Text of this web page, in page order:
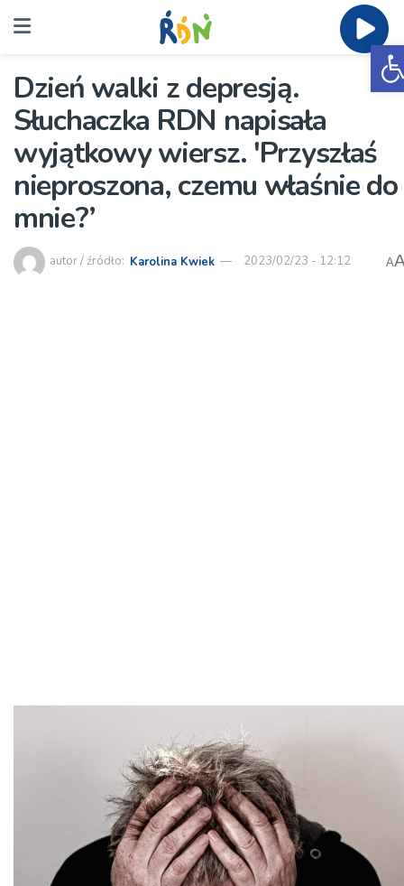
Dzień walki z depresją.
Słuchaczka RDN napisała
wyjątkowy wiersz. 'Przyszłaś
nieproszona, czemu właśnie do
mnie?’
autor / źródło: Karolina Kwiek 2023/02/23 - 12:12 A